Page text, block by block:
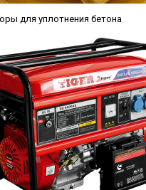
для уплотнения бетона